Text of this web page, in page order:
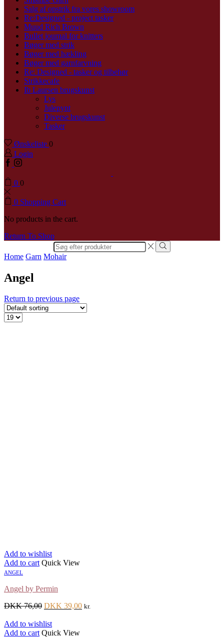
Salg af opstrik fra vores showroom
Re:Designed - project tasker
Muud Rich Brown
Bullet journal for knitters
Bøger med strik
Bøger med hækling
Bøger med garnfarvning
Re: Designed - tasker og tilbehør
Strikkecafe
Ib Laursen brugskunst
Lys
Julepynt
Diverse brugskunst
Tasker
Ønskeliste 0
Login
0 0
0 Shopping Cart
No products in the cart.
Return To Shop
Search
input
Home Garn Mohair
Angel
Return to previous page
Add to wishlist
Add to cart Quick View
ANGEL
Angel by Permin
DKK76,00 DKK 39,00 kr.
Add to wishlist
Add to cart Quick View